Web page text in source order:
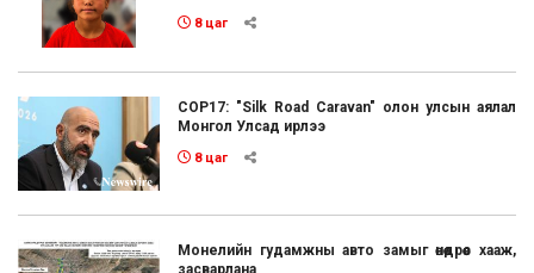
8 цаг
COP17: "Silk Road Caravan" олон улсын аялал
Монгол Улсад ирлээ
8 цаг
Монелийн гудамжны авто замыг өнөөдрөөс хааж,
засварлана